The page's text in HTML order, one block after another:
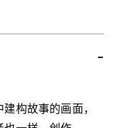
-
构故事的画面，